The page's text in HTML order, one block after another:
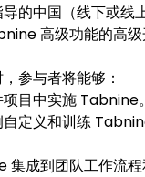
的中国（线下或线
高级功能的高
参与者将能够：
目中实施 Tabnine。
定义和训练
集成到团队工作流